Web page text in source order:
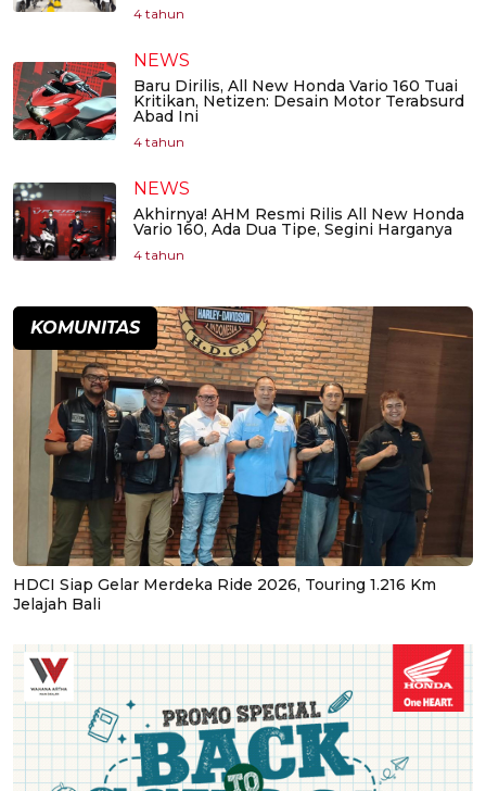
4 tahun
NEWS
Baru Dirilis, All New Honda Vario 160 Tuai
Kritikan, Netizen: Desain Motor Terabsurd
Abad Ini
4 tahun
NEWS
Akhirnya! AHM Resmi Rilis All New Honda
Vario 160, Ada Dua Tipe, Segini Harganya
4 tahun
KOMUNITAS
HDCI Siap Gelar Merdeka Ride 2026, Touring 1.216 Km
Jelajah Bali